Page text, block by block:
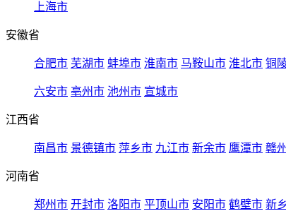
上海市
安徽省
合肥市 芜湖市 蚌埠市 淮南市 马鞍山市 淮北市 铜
六安市 亳州市 池州市 宣城市
江西省
南昌市 景德镇市 萍乡市 九江市 新余市 鹰潭市 赣
河南省
郑州市 开封市 洛阳市 平顶山市 安阳市 鹤壁市 新